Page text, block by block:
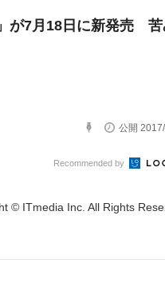
が7月18日に新発売
公開
Recommended by
© ITmedia Inc. All Rights